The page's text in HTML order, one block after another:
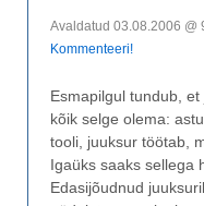
Avaldatud 03.08.2006 @
Kommenteeri!
Esmapilgul tundub,
kõik selge olema:
tooli, juuksur töötab,
Igaüks saaks sellega
Edasijõudnud